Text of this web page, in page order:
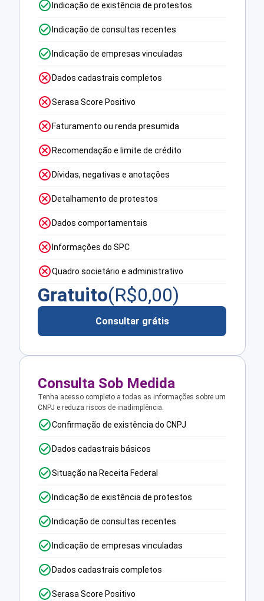
Indicação de existência de protestos
Indicação de consultas recentes
Indicação de empresas vinculadas
Dados cadastrais completos
Serasa Score Positivo
Faturamento ou renda presumida
Recomendação e limite de crédito
Dívidas, negativas e anotações
Detalhamento de protestos
Dados comportamentais
Informações do SPC
Quadro societário e administrativo
Gratuito(R$0,00)
Consultar grátis
Consulta Sob Medida
Tenha acesso completo a todas as informações sobre um
CNPJ e reduza riscos de inadimplência.
Confirmação de existência do CNPJ
Dados cadastrais básicos
Situação na Receita Federal
Indicação de existência de protestos
Indicação de consultas recentes
Indicação de empresas vinculadas
Dados cadastrais completos
Serasa Score Positivo